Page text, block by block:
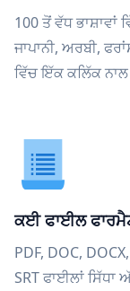
100 ਤੋਂ ਵੱਧ ਭਾਸ਼ਾਵਾਂ
ਜਾਪਾਨੀ, ਅਰਬੀ,
ਵਿੱਚ ਇੱਕ ਕਲਿੱਕ
ਕਈ ਫਾਈਲ
PDF, DOC,
SRT ਫਾਈਲਾਂ